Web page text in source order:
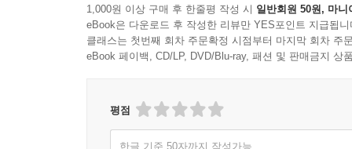
1,000원 이상 구매 후 한줄평 작성 시 일반회원 50원, 마니
eBook은 다운로드 후 작성한 리뷰만 YES포인트 지급됩니
클래스는 첫번째 회차 주문확정 시점부터 마지막 회차 주
eBook 페이백, CD/LP, DVD/Blu-ray, 패션 및 판매금지 상
평점
한글 기준 50자까지 작성가능